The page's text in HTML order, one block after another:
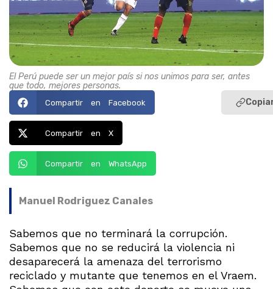
El Perú puede ser un mejor país si nos unimos para ser, antes
que todo, mejores personas.
Compartir en Facebook
Compartir en X
Compartir en WhatsApp
Manuel Rodriguez Canales
Sabemos que no terminará la corrupción.
Sabemos que no se reducirá la violencia ni
desaparecerá la amenaza del terrorismo
reciclado y mutante que tenemos en el Vraem.